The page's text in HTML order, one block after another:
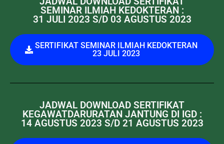
SEMINAR ILMIAH KEDOKTERAN :
31 JULI 2023 S/D 03 AGUSTUS 2023
SERTIFIKAT SEMINAR ILMIAH KEDOKTERAN
23 JULI 2023
JADWAL DOWNLOAD SERTIFIKAT
KEGAWATDARURATAN JANTUNG DI IGD :
14 AGUSTUS 2023 S/D 21 AGUSTUS 2023